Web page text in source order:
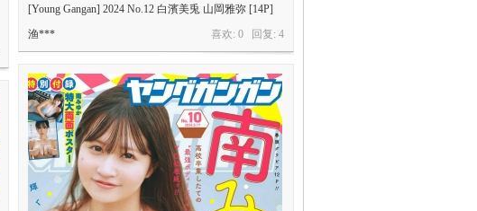
[Young Gangan] 2024 No.12 白濱美兎 山岡雅弥 [14P]
喜欢: 0 回复: 4
渔***